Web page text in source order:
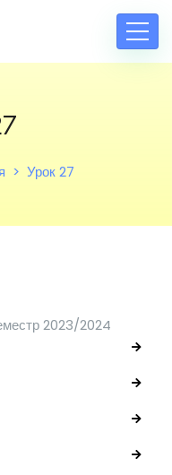
Урок 27
2023/2024